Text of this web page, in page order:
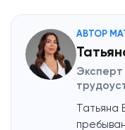
АВТОР
Эксперт